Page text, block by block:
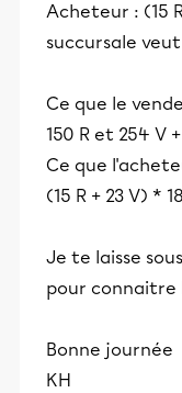
Acheteur : (15
succursale veut
Ce que le
150 R et 254 V
Ce que
(15 R + 23 V) * 18
Je te laisse
pour connaitre
Bonne journée
KH